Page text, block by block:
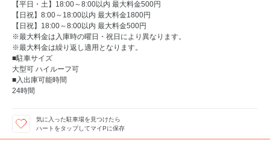
【平日・土】18:00～8:00以内 最大料金500円
【日祝】8:00～18:00以内 最大料金1800円
【日祝】18:00～8:00以内 最大料金500円
※最大料金は入庫時の曜日・祝日により異なります。
※最大料金は繰り返し適用となります。
■駐車サイズ
大型可 ハイルーフ可
■入出庫可能時間
24時間
気に入った駐車場を見つけたら
ハートをタップしてマイPに保存